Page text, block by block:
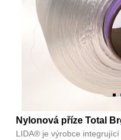
Nylonová příze Total
LIDA® je výrobce